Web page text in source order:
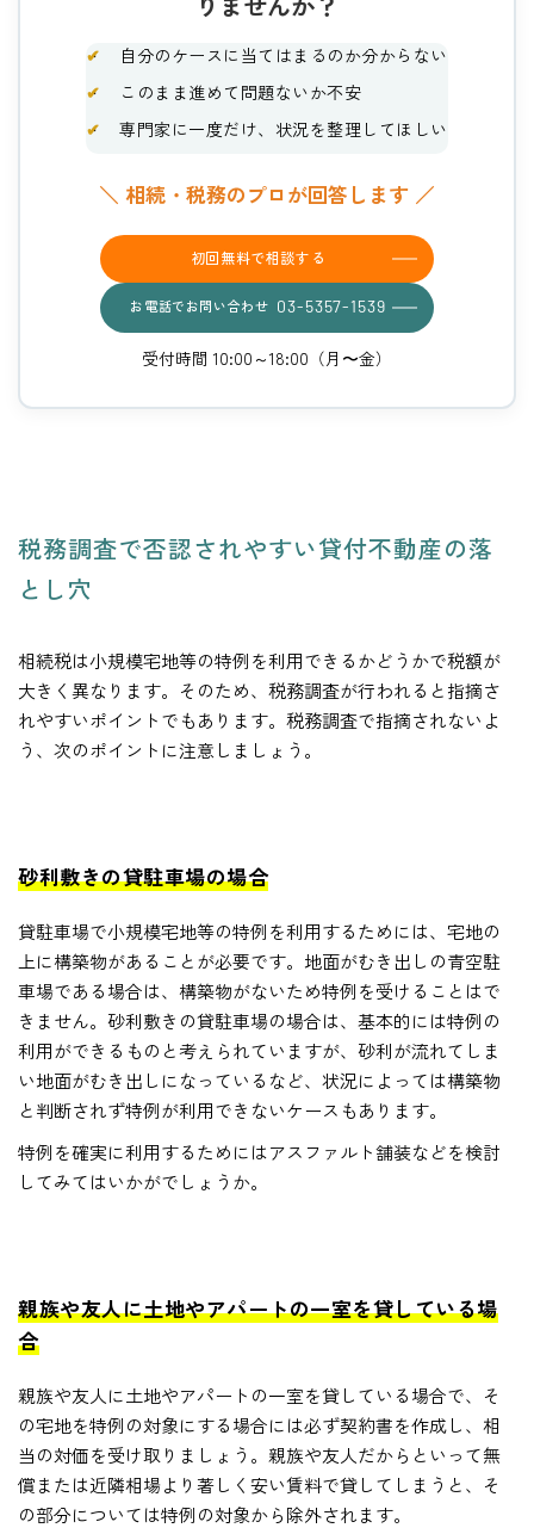
✔
自分のケースに当てはまるのか分からない
✔
このまま進めて問題ないか不安
✔
専門家に一度だけ、状況を整理してほしい
＼ 相続・税務のプロが回答します ／
初回無料で相談する
お電話でお問い合わせ 03-5357-1539
受付時間 10:00～18:00（月〜金）
税務調査で否認されやすい貸付不動産の落
とし穴
相続税は小規模宅地等の特例を利用できるかどうかで税額が
大きく異なります。そのため、税務調査が行われると指摘さ
れやすいポイントでもあります。税務調査で指摘されないよ
う、次のポイントに注意しましょう。
砂利敷きの貸駐車場の場合
貸駐車場で小規模宅地等の特例を利用するためには、宅地の
上に構築物があることが必要です。地面がむき出しの青空駐
車場である場合は、構築物がないため特例を受けることはで
きません。砂利敷きの貸駐車場の場合は、基本的には特例の
利用ができるものと考えられていますが、砂利が流れてしま
い地面がむき出しになっているなど、状況によっては構築物
と判断されず特例が利用できないケースもあります。
特例を確実に利用するためにはアスファルト舗装などを検討
してみてはいかがでしょうか。
親族や友人に土地やアパートの一室を貸している場
合
親族や友人に土地やアパートの一室を貸している場合で、そ
の宅地を特例の対象にする場合には必ず契約書を作成し、相
当の対価を受け取りましょう。親族や友人だからといって無
償または近隣相場より著しく安い賃料で貸してしまうと、そ
の部分については特例の対象から除外されます。